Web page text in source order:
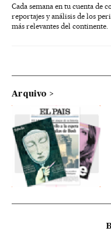
Cada semana en tu cuenta de
reportajes y análisis de los
más relevantes del continente.
Arquivo